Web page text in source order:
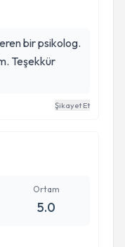
bir psikolog.
Teşekkür
Şikayet Et
Ortam
5.0